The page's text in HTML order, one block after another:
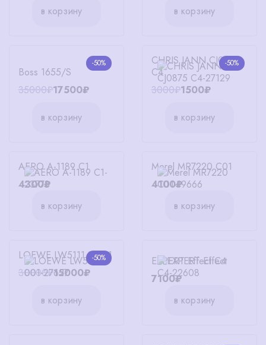
в корзину
в корзину
-50%
Boss 1655/S
35000₽17500₽
в корзину
-50%
CHRIS JANN CJ0875
C4
3000₽1500₽
в корзину
AERO A-1189 C1
4300₽
в корзину
Merel MR7220 C01
4100₽
в корзину
-50%
LOEWE LW5111 S 001
30000₽15000₽
в корзину
EXPERT Effect C4
7100₽
в корзину